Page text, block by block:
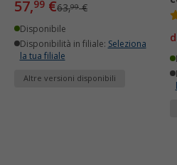
57,99 €63,99€
Disponibile
Disponibilità in filiale: Seleziona
la tua filiale
Altre versioni disponibili